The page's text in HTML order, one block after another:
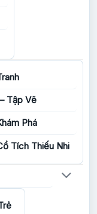
Tập Vẽ
Phá
Tích Thiếu Nhi